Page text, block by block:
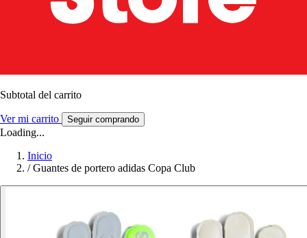
Subtotal del carrito
Ver mi carrito Seguir comprando
Loading...
Inicio
/ Guantes de portero adidas Copa Club